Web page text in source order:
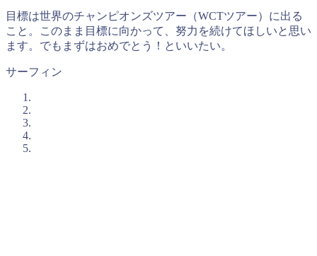
目標は世界のチャンピオンズツアー（WCTツアー）に出る
こと。このまま目標に向かって、努力を続けてほしいと思い
ます。でもまずはおめでとう！といいたい。
サーフィン